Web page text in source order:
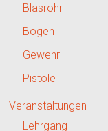
Blasrohr
Bogen
Gewehr
Pistole
Veranstaltungen
Lehrgang